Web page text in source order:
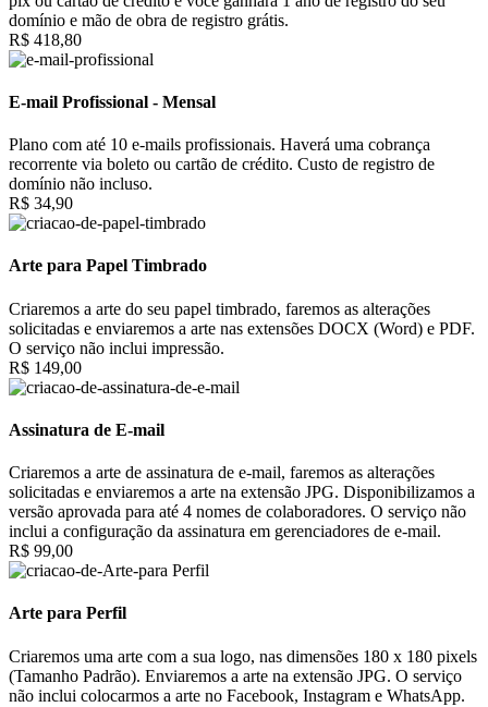
domínio e mão de obra de registro grátis.
R$ 418,80
E-mail Profissional - Mensal
Plano com até 10 e-mails profissionais. Haverá uma cobrança
recorrente via boleto ou cartão de crédito. Custo de registro de
domínio não incluso.
R$ 34,90
Arte para Papel Timbrado
Criaremos a arte do seu papel timbrado, faremos as alterações
solicitadas e enviaremos a arte nas extensões DOCX (Word) e PDF.
O serviço não inclui impressão.
R$ 149,00
Assinatura de E-mail
Criaremos a arte de assinatura de e-mail, faremos as alterações
solicitadas e enviaremos a arte na extensão JPG. Disponibilizamos a
versão aprovada para até 4 nomes de colaboradores. O serviço não
inclui a configuração da assinatura em gerenciadores de e-mail.
R$ 99,00
Arte para Perfil
Criaremos uma arte com a sua logo, nas dimensões 180 x 180 pixels
(Tamanho Padrão). Enviaremos a arte na extensão JPG. O serviço
não inclui colocarmos a arte no Facebook, Instagram e WhatsApp.